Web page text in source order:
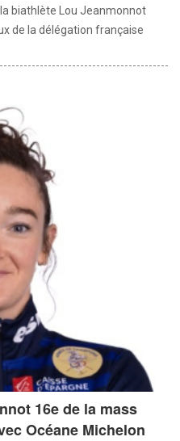
biathlète Lou Jeanmonnot
de la délégation française
16e de la mass
Océane Michelon